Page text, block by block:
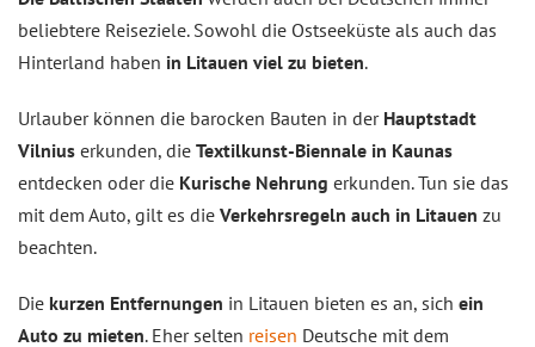
beliebtere Reiseziele. Sowohl die Ostseeküste als auch das
Hinterland haben in Litauen viel zu bieten.
Urlauber können die barocken Bauten in derHauptstadt
Vilnius erkunden, die Textilkunst-Biennale in Kaunas
entdecken oder die Kurische Nehrung erkunden. Tun sie das
mit dem Auto, gilt es die Verkehrsregeln auch in Litauen zu
beachten.
Die kurzen Entfernungen in Litauen bieten es an, sich ein
Auto zu mieten. Eher selten reisen Deutsche mit dem